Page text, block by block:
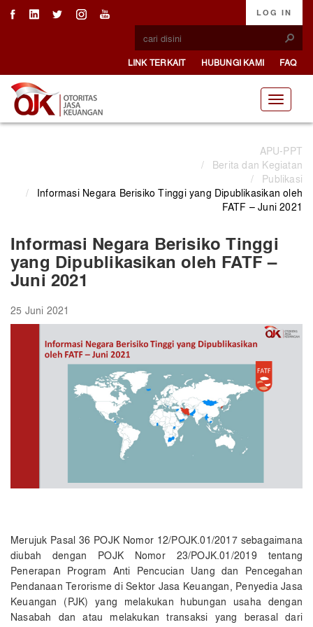
LOG IN
LINK TERKAIT HUBUNGI KAMI FAQ
APU-PPT
/
Berita dan Kegiatan
/
Publikasi
/
Informasi Negara Berisiko Tinggi yang Dipublikasikan oleh
FATF – Juni 2021
Informasi Negara Berisiko Tinggi
yang Dipublikasikan oleh FATF –
Juni 2021
25 Juni 2021
Merujuk Pasal 36 POJK Nomor 12/POJK.01/2017 sebagaimana
diubah dengan POJK Nomor 23/POJK.01/2019 tentang
Penerapan Program Anti Pencucian Uang dan Pencegahan
Pendanaan Terorisme di Sektor Jasa Keuangan, Penyedia Jasa
Keuangan (PJK) yang melakukan hubungan usaha dengan
Nasabah dan atau melakukan transaksi yang berasal dari